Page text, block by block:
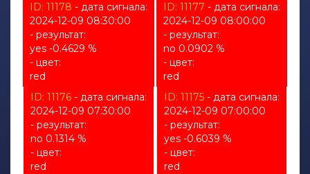
ID: 11178 - дата сигнала:
2024-12-09 08:30:00
- результат:
yes -0.4629 %
- цвет:
red
ID: 11177 - дата сигнала:
2024-12-09 08:00:00
- результат:
no 0.0902 %
- цвет:
red
ID: 11176 - дата сигнала:
2024-12-09 07:30:00
- результат:
no 0.1314 %
- цвет:
red
ID: 11175- дата сигнала:
2024-12-09 07:00:00
- результат:
yes -0.6039 %
- цвет:
red